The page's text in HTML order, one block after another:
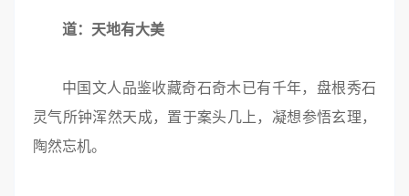
道：天地有大美
中国文人品鉴收藏奇石奇木已有千年，盘根秀石
灵气所钟浑然天成，置于案头几上，凝想参悟玄理，
陶然忘机。